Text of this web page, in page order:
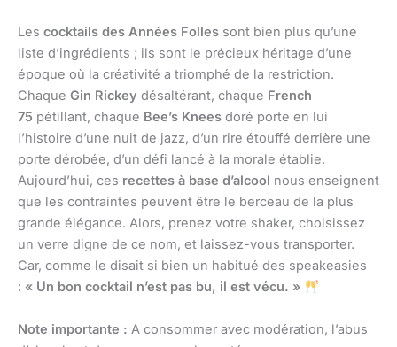
Les cocktails des Années Folles sont bien plus qu’une
liste d’ingrédients ; ils sont le précieux héritage d’une
époque où la créativité a triomphé de la restriction.
Chaque Gin Rickey désaltérant, chaque French
75 pétillant, chaque Bee’s Knees doré porte en lui
l’histoire d’une nuit de jazz, d’un rire étouffé derrière une
porte dérobée, d’un défi lancé à la morale établie.
Aujourd’hui, ces recettes à base d’alcool nous enseignent
que les contraintes peuvent être le berceau de la plus
grande élégance. Alors, prenez votre shaker, choisissez
un verre digne de ce nom, et laissez-vous transporter.
Car, comme le disait si bien un habitué des speakeasies
: « Un bon cocktail n’est pas bu, il est vécu. »
Note importante : A consommer avec modération, l’abus